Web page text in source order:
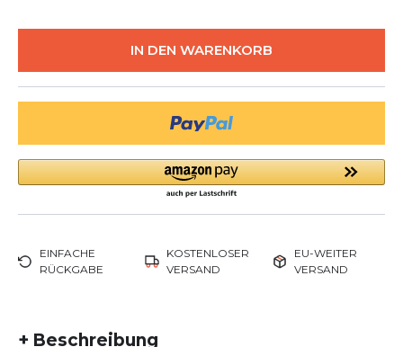
IN DEN WARENKORB
EINFACHE
RÜCKGABE
KOSTENLOSER
VERSAND
EU-WEITER
VERSAND
+ Beschreibung